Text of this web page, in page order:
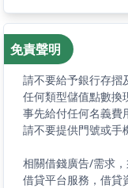
免責聲明
請不要給予銀行存摺
任何類型儲值點數換
事先給付任何名義費
請不要提供門號或手
相關借錢廣告/需求
借貸平台服務，借貸